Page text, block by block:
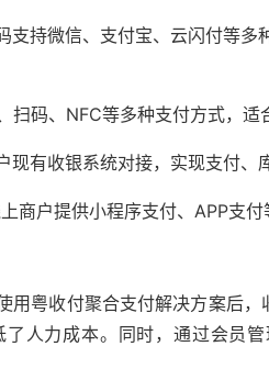
支持微信、支付宝、云闪付等
扫码、NFC等多种支付方式，适
现有收银系统对接，实现支付、
商户提供小程序支付、APP支
用粤收付聚合支付解决方案后
人力成本。同时，通过会员